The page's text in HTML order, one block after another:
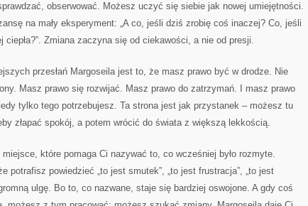
obserwować. Możesz uczyć się siebie jak nowej umiejętności.
na mały eksperyment: „A co, jeśli dziś zrobię coś inaczej? Co, jeśli
ciepła?”. Zmiana zaczyna się od ciekawości, a nie od presji.
przesłań Margoseila jest to, że masz prawo być w drodze. Nie
Masz prawo się rozwijać. Masz prawo do zatrzymań. I masz prawo
tylko tego potrzebujesz. Ta strona jest jak przystanek – możesz tu
złapać spokój, a potem wrócić do świata z większą lekkością.
które pomaga Ci nazywać to, co wcześniej było rozmyte.
potrafisz powiedzieć „to jest smutek”, „to jest frustracja”, „to jest
ulgę. Bo to, co nazwane, staje się bardziej oswojone. A gdy coś